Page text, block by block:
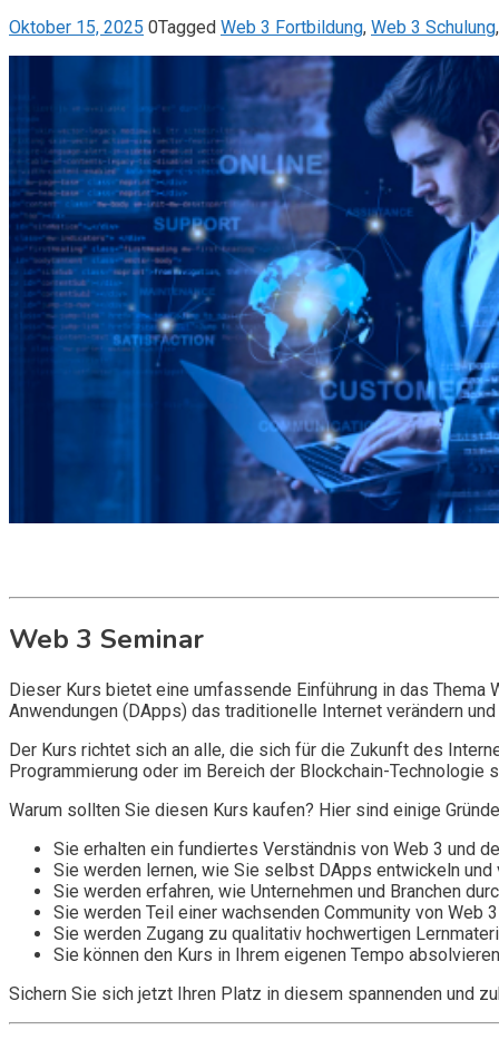
Oktober 15, 2025 0Tagged Web 3 Fortbildung, Web 3 Schulung
Web 3 Seminar
Dieser Kurs bietet eine umfassende Einführung in das Thema
Anwendungen (DApps) das traditionelle Internet verändern
Der Kurs richtet sich an alle, die sich für die Zukunft des
Programmierung oder im Bereich der Blockchain-Technologie
Warum sollten Sie diesen Kurs kaufen? Hier sind einige
Sie erhalten ein fundiertes Verständnis von Web 3 und
Sie werden lernen, wie Sie selbst DApps entwickeln
Sie werden erfahren, wie Unternehmen und Branchen
Sie werden Teil einer wachsenden Community von Web
Sie werden Zugang zu qualitativ hochwertigen
Sie können den Kurs in Ihrem eigenen Tempo
Sichern Sie sich jetzt Ihren Platz in diesem spannenden und